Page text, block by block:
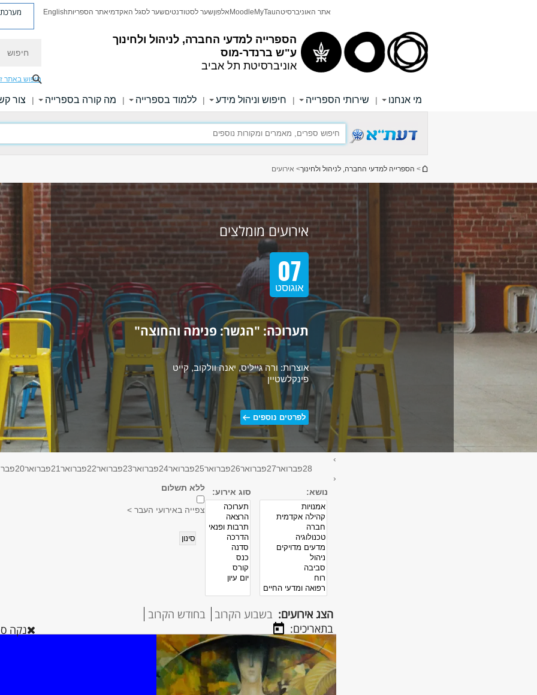
הספרייה למדעי החברה, לניהול ולחינוך
ע"ש ברנדר-מוס
אוניברסיטת תל אביב
אתר האוניברסיטהMyTau
Moodle אלפוןשער לסטודנטיםשער לסגל האקדמיאתר הספריותEnglish מערכת
חיפוש באתר
מי אנחנו | שירותי הספרייה | חיפוש וניהול מידע | ללמוד בספרייה | מה קורה בספרייה | צור
הינך נמצא כאן
> הספרייה למדעי החברה, לניהול ולחינוך> אירועים
תערוכה
הדרכה
כנס
יום עיון
תחום האירוע
הספרייה למדעי
החברה, לניהול
כל הספריות
אירועים מומלצים
07
אוגוסט
תערוכה: "הגשר: פנימה והחוצה"
אוצרות: ורה גייליס, יאנה וולקוב, קייט
פינקלשטיין
לפרטים נוספים
›
28פברואר27פברואר26פברואר25פברואר24פברואר23פברואר22פברואר21פברואר20
‹
נושא:
סוג אירוע: ללא תשלום
צפייה באירועי העבר >
הצג אירועים: בשבוע הקרוב
בחודש הקרוב
בתאריכים:
נקה